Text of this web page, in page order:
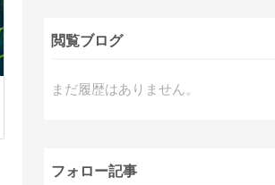
閲覧ブログ
まだ履歴はありません。
フォロー記事